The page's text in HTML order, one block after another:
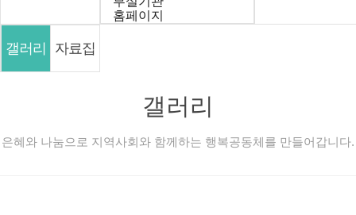
홈페이지
갤러리 자료집
갤러리
은혜와 나눔으로 지역사회와 함께하는 행복공동체를 만들어갑니다.